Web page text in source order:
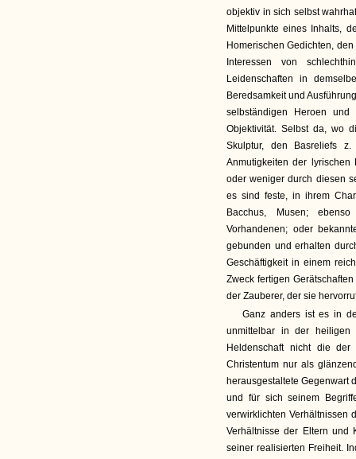
objektiv in sich selbst
Mittelpunkte eines Inhalts,
Homerischen Gedichten,
Interessen von
Leidenschaften in
Beredsamkeit und
selbständigen Heroen
Objektivität. Selbst da, wo
Skulptur, den Basreliefs
Anmutigkeiten der
oder weniger durch diesen
es sind feste, in ihrem
Bacchus, Musen;
Vorhandenen; oder
gebunden und erhalten
Geschäftigkeit in einem
Zweck fertigen
der Zauberer, der sie
Ganz anders ist es in
unmittelbar in der heiligen
Heldenschaft nicht die
Christentum nur als
herausgestaltete Gegenwart
und für sich seinem
verwirklichten Verhältnissen
Verhältnisse der Eltern und
seiner realisierten Freiheit.